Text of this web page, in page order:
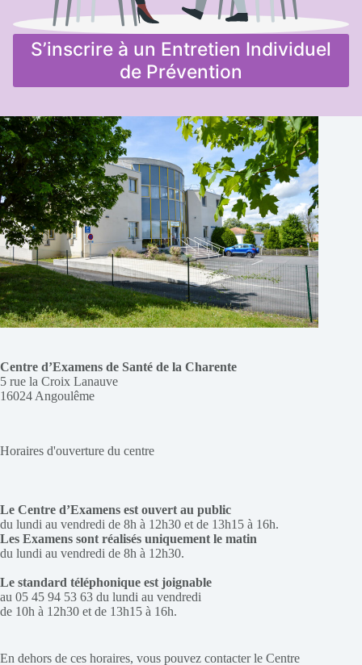
S’inscrire à un Entretien Individuel
de Prévention
Centre d’Examens de Santé de la Charente
5 rue la Croix Lanauve
16024 Angoulême
Horaires d'ouverture du centre
Le Centre d’Examens est ouvert au public
du lundi au vendredi de 8h à 12h30 et de 13h15 à 16h.
Les Examens sont réalisés uniquement le matin
du lundi au vendredi de 8h à 12h30.
Le standard téléphonique est joignable
au 05 45 94 53 63 du lundi au vendredi
de 10h à 12h30 et de 13h15 à 16h.
En dehors de ces horaires, vous pouvez contacter le Centre